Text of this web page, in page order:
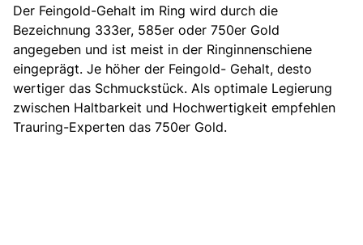
Der Feingold-Gehalt im Ring wird durch die
Bezeichnung 333er, 585er oder 750er Gold
angegeben und ist meist in der Ringinnenschiene
eingeprägt. Je höher der Feingold- Gehalt, desto
wertiger das Schmuckstück. Als optimale Legierung
zwischen Haltbarkeit und Hochwertigkeit empfehlen
Trauring-Experten das 750er Gold.